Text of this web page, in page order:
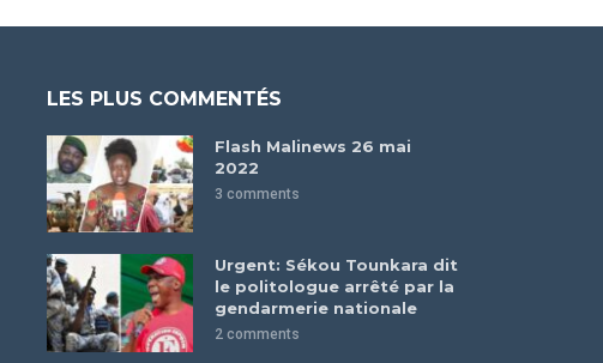
LES PLUS COMMENTÉS
Flash Malinews 26 mai
2022
3 comments
Urgent: Sékou Tounkara dit
le politologue arrêté par la
gendarmerie nationale
2 comments